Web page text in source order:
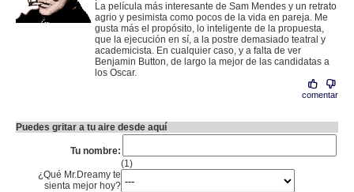
La película más interesante de Sam Mendes y un retrato
agrio y pesimista como pocos de la vida en pareja. Me
gusta más el propósito, lo inteligente de la propuesta,
que la ejecución en sí, a la postre demasiado teatral y
academicista. En cualquier caso, y a falta de ver
Benjamin Button, de largo la mejor de las candidatas a
los Oscar.
comentar
Puedes gritar a tu aire desde aquí
Tu nombre:
(1)
¿Qué Mr.Dreamy te
sienta mejor hoy?